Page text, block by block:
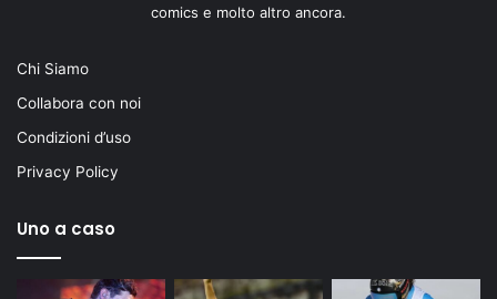
comics e molto altro ancora.
Chi Siamo
Collabora con noi
Condizioni d’uso
Privacy Policy
Uno a caso